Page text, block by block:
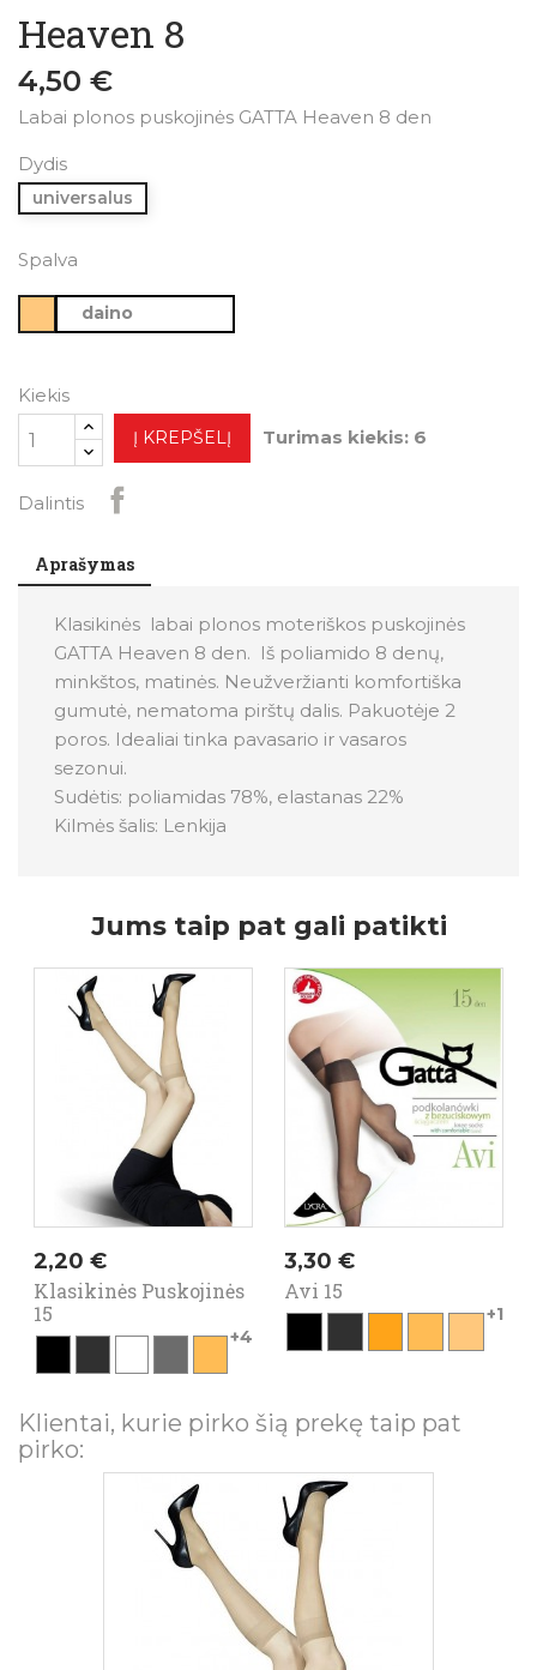
Heaven 8
4,50 €
Labai plonos puskojinės GATTA Heaven 8 den
Dydis
universalus
Spalva
daino
Kiekis
Į KREPŠELĮ Turimas kiekis: 6
Dalintis
Aprašymas
Klasikinės labai plonos moteriškos puskojinės
GATTA Heaven 8 den. Iš poliamido 8 denų,
minkštos, matinės. Neužveržianti komfortiška
gumutė, nematoma pirštų dalis. Pakuotėje 2
poros. Idealiai tinka pavasario ir vasaros
sezonui.
Sudėtis: poliamidas 78%, elastanas 22%
Kilmės šalis: Lenkija
Jums taip pat gali patikti
Kaina
2,20 €
Klasikinės Puskojinės
15
golden
+4
Kaina
3,30 €
Avi 15
daino+1
Klientai, kurie pirko šią prekę taip pat
pirko: